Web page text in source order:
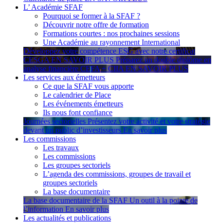
L’ Académie SFAF
Pourquoi se former à la SFAF ?
Découvrir notre offre de formation
Formations courtes : nos prochaines sessions
Une Académie au rayonnement International
Développez votre compétence ESG avec notre certificat
CESGA EN SAVOIR PLUS Préparez un double diplôme en
analyse financière CEFA + CIIA EN SAVOIR PLUS
Les services aux émetteurs
Ce que la SFAF vous apporte
Le calendrier de Place
Les événements émetteurs
Ils nous font confiance
Journées sectorielles Présentez votre activité et votre stratégie
devant un public d’investisseurs En savoir plus
Les commissions
Les travaux
Les commissions
Les groupes sectoriels
L’agenda des commissions, groupes de travail et
groupes sectoriels
La base documentaire
La base documentaire de la SFAF Un outil à la pointe de
l’information En savoir plus
Les actualités et publications